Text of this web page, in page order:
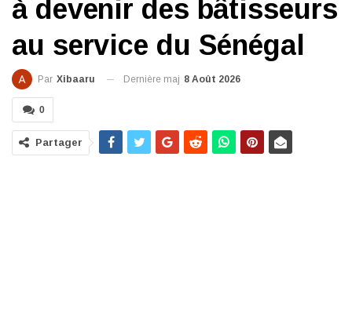
à devenir des bâtisseurs
au service du Sénégal
Par Xibaaru Dernière maj 8 Août 2026
0
Partager